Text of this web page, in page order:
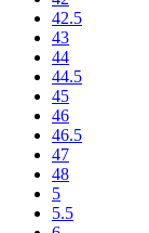
42.5
43
44
44.5
45
46
46.5
47
48
5
5.5